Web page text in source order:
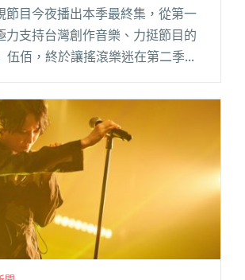
節目今夜播出本季最終集，從第一
力支持台灣創作音樂、力挺節目的
伍佰，終於讓搖滾樂迷在第二季等
去年伍佰老師曾表示凌晨播出時間
節目」，第二季來唱就是要爭取
不會提早播」，閱讀全文 "見證大
Live 之王」伍佰、猴子飛行員壓軸